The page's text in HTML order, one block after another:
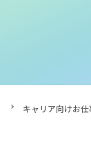
キャリア向けお